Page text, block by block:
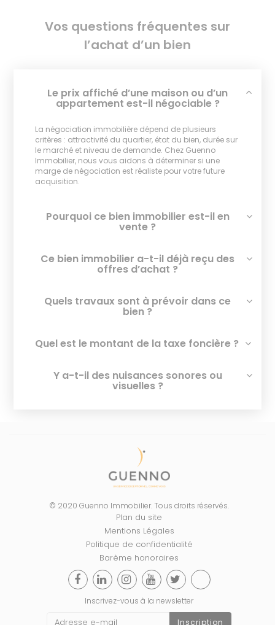
Vos questions fréquentes sur
l’achat d’un bien
Le prix affiché d’une maison ou d’un
appartement est-il négociable ?
La négociation immobilière dépend de plusieurs
critères : attractivité du quartier, état du bien, durée sur
le marché et niveau de demande. Chez Guenno
Immobilier, nous vous aidons à déterminer si une
marge de négociation est réaliste pour votre future
acquisition.
Pourquoi ce bien immobilier est-il en
vente ?
Ce bien immobilier a-t-il déjà reçu des
offres d’achat ?
Quels travaux sont à prévoir dans ce
bien ?
Quel est le montant de la taxe foncière ?
Y a-t-il des nuisances sonores ou
visuelles ?
© 2020 Guenno Immobilier. Tous droits réservés.
Plan du site
Mentions Légales
Politique de confidentialité
Barème honoraires
Inscrivez-vous à la newsletter
Inscription